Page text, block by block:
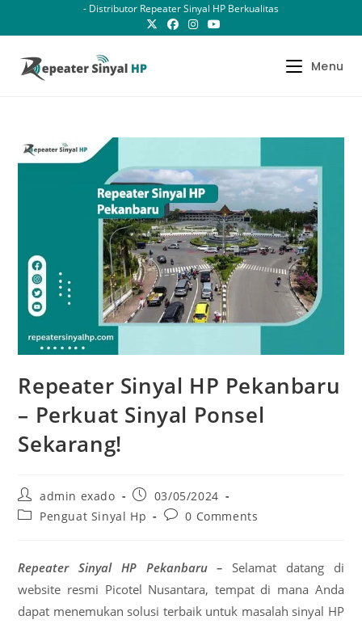
- Distributor Repeater Sinyal HP Berkualitas
Menu
Repeater Sinyal HP Pekanbaru
– Perkuat Sinyal Ponsel
Sekarang!
Post
author:
admin exado
Post
published:
03/05/2024
PostPenguat Sinyal Hp
Post0 Comments
Repeater Sinyal HP Pekanbaru –Selamat datang di
website resmi Picotel Nusantara, tempat di mana Anda
dapat menemukan solusi terbaik untuk masalah sinyal HP